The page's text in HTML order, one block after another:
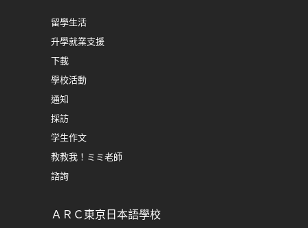
留學生活
升學就業支援
下載
學校活動
通知
採訪
学生​作文
教教我！ミミ老師
諮詢
ＡＲＣ東京日本語學校